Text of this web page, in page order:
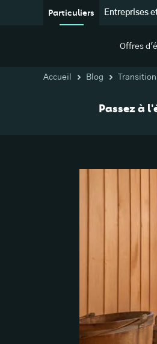
Particuliers Entreprises
Offres
Accueil Blog
Passez à